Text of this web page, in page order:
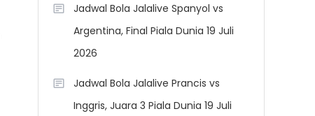
Jadwal Bola Jalalive Spanyol vs
Argentina, Final Piala Dunia 19 Juli
2026
Jadwal Bola Jalalive Prancis vs
Inggris, Juara 3 Piala Dunia 19 Juli